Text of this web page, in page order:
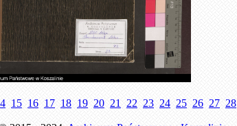
15 16 17 18 19 20 21 22 23 24 25 26 27 28